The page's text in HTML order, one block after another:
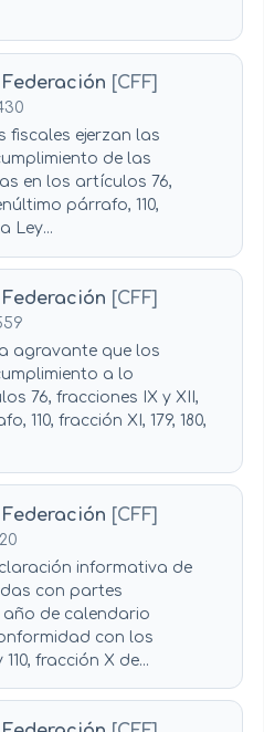
[CFF]
fiscales ejerzan las
de las
en los artículos 76,
párrafo, 110,
Ley...
[CFF]
agravante que los
a lo
76, fracciones IX y XII,
110, fracción XI, 179, 180,
[CFF]
informativa de
con partes
de calendario
con los
fracción X de...